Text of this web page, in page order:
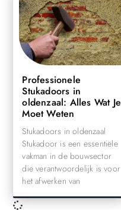
Professionele
Stukadoors in
oldenzaal: Alles Wat Je
Moet Weten
Stukadoors in oldenzaal
Stukadoor is een essentiële
vakman in de bouwsector
die verantwoordelijk is voor
het afwerken van